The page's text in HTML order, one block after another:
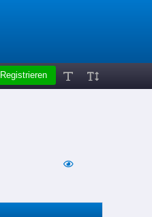
Registrieren